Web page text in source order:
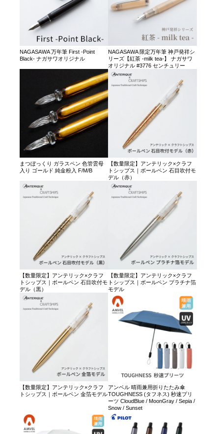
NAGASAWA 万年筆 First -Point
Black- ナガサワオリジナル
NAGASAWA 限定万年筆 神戸発祥シ
リーズ【紅茶 -milk tea-】 ナガサワ
オリジナル #3776 センチュリー
まつぼっくり ガラスペン 色管雲母
入り ゴールド 純金粉入 F/M/B
【数量限定】アンテリック×クラフ
トシップス｜ボールペン 石目吹付モ
デル（赤）
【数量限定】アンテリック×クラフ
トシップス｜ボールペン 石目吹付モ
デル（黒）
【数量限定】アンテリック×クラフ
トシップス｜ボールペン プラチナ箔
モデル
【数量限定】アンテリック×クラフ
トシップス｜ボールペン 金箔モデル
アンベル 晴雨兼用折りたたみ傘
TOUGHNESS (タフネス) 秒速プリ
ーツ CloudBlue / MoonGray / Sepia /
Snow / Sunset